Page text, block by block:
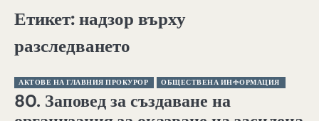
Етикет:надзор върху
разследването
АКТОВЕ НА ГЛАВНИЯ ПРОКУРОР ОБЩЕСТВЕНА ИНФОРМАЦИЯ
80. Заповед за създаване на